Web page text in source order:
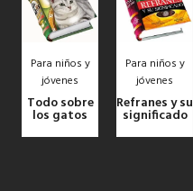
Para niños y
jóvenes
Todo sobre
los gatos
Para niños y
jóvenes
Refranes y su
significado